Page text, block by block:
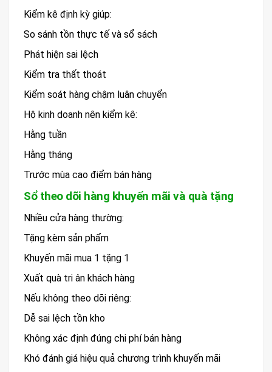
Kiểm kê định kỳ giúp:
So sánh tồn thực tế và sổ sách
Phát hiện sai lệch
Kiểm tra thất thoát
Kiểm soát hàng chậm luân chuyển
Hộ kinh doanh nên kiểm kê:
Hằng tuần
Hằng tháng
Trước mùa cao điểm bán hàng
Sổ theo dõi hàng khuyến mãi và quà tặng
Nhiều cửa hàng thường:
Tặng kèm sản phẩm
Khuyến mãi mua 1 tặng 1
Xuất quà tri ân khách hàng
Nếu không theo dõi riêng:
Dễ sai lệch tồn kho
Không xác định đúng chi phí bán hàng
Khó đánh giá hiệu quả chương trình khuyến mãi